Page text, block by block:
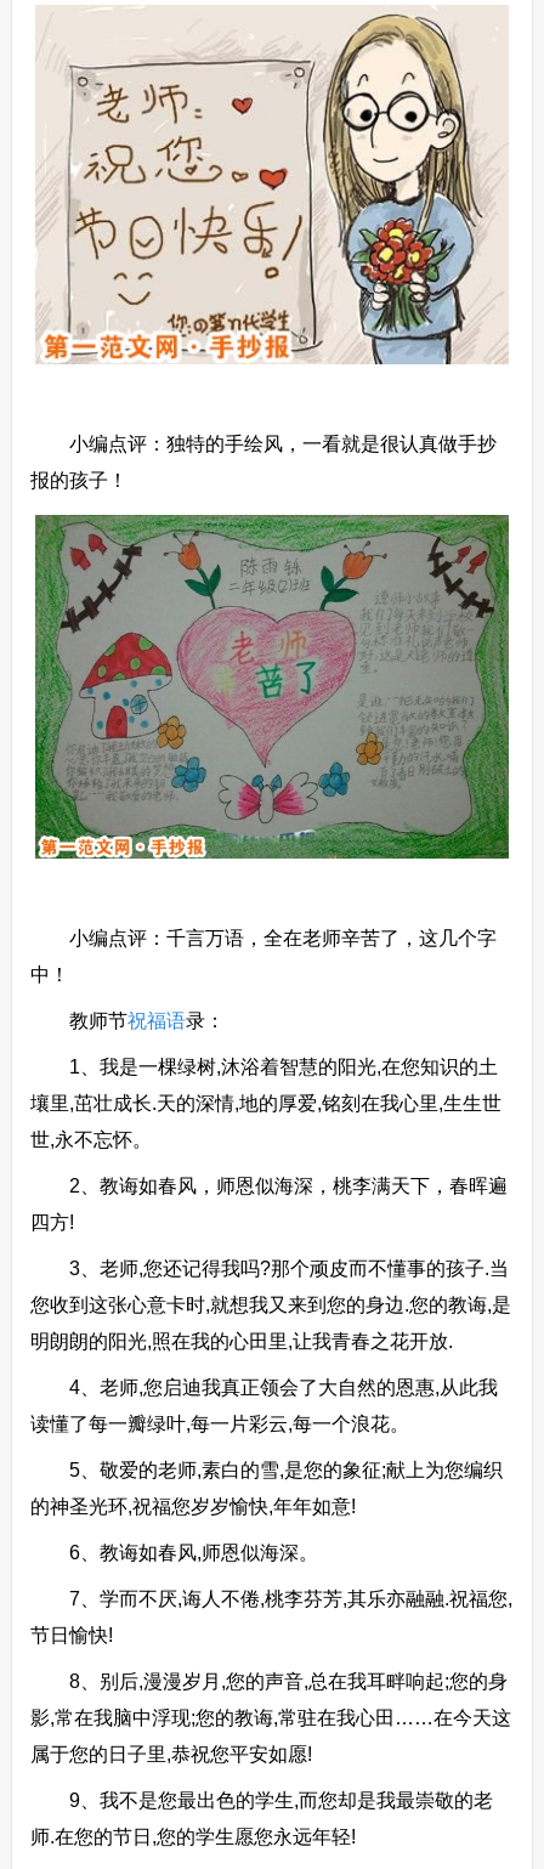
小编点评：独特的手绘风，一看就是很认真做手抄
报的孩子！
小编点评：千言万语，全在老师辛苦了，这几个字
中！
教师节祝福语录：
1、我是一棵绿树,沐浴着智慧的阳光,在您知识的土
壤里,茁壮成长.天的深情,地的厚爱,铭刻在我心里,生生世
世,永不忘怀。
2、教诲如春风，师恩似海深，桃李满天下，春晖遍
四方!
3、老师,您还记得我吗?那个顽皮而不懂事的孩子.当
您收到这张心意卡时,就想我又来到您的身边.您的教诲,是
明朗朗的阳光,照在我的心田里,让我青春之花开放.
4、老师,您启迪我真正领会了大自然的恩惠,从此我
读懂了每一瓣绿叶,每一片彩云,每一个浪花。
5、敬爱的老师,素白的雪,是您的象征;献上为您编织
的神圣光环,祝福您岁岁愉快,年年如意!
6、教诲如春风,师恩似海深。
7、学而不厌,诲人不倦,桃李芬芳,其乐亦融融.祝福您,
节日愉快!
8、别后,漫漫岁月,您的声音,总在我耳畔响起;您的身
影,常在我脑中浮现;您的教诲,常驻在我心田……在今天这
属于您的日子里,恭祝您平安如愿!
9、我不是您最出色的学生,而您却是我最崇敬的老
师.在您的节日,您的学生愿您永远年轻!